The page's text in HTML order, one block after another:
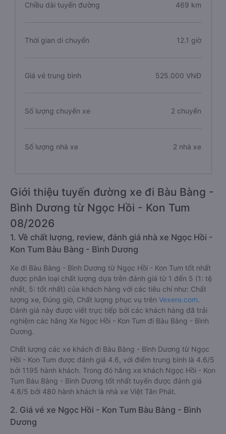
Chiều dài tuyến đường 469 km
Thời gian di chuyển 12.1 giờ
Giá vé trung bình 525.000 VNĐ
Số lượng chuyến xe 2 chuyến
Số lượng nhà xe 2 nhà xe
Giới thiệu tuyến đường xe đi Bàu Bàng -
Bình Dương từ Ngọc Hồi - Kon Tum
08/2026
1. Về chất lượng, review, đánh giá nhà xe Ngọc Hồi -
Kon Tum Bàu Bàng - Bình Dương
Xe đi Bàu Bàng - Bình Dương từ Ngọc Hồi - Kon Tum tốt nhất
được phân loại chất lượng dựa trên đánh giá từ 1 đến 5 (1: tệ
nhất, 5: tốt nhất) của khách hàng với các tiêu chí như: Chất
lượng xe, Đúng giờ, Chất lượng phục vụ trên Vexere.com.
Đánh giá này được viết trực tiếp bởi các khách hàng đã trải
nghiệm các hãng Xe Ngọc Hồi - Kon Tum đi Bàu Bàng - Bình
Dương.
Chất lượng các xe khách đi Bàu Bàng - Bình Dương từ Ngọc
Hồi - Kon Tum được đánh giá 4.6, với điểm trung bình là 4.6/5
bởi 1195 hành khách. Trong đó hãng xe khách Ngọc Hồi - Kon
Tum Bàu Bàng - Bình Dương tốt nhất tuyến được đánh giá
4.8/5 bởi 480 hành khách là nhà xe Việt Tân Phát.
2. Giá vé xe Ngọc Hồi - Kon Tum Bàu Bàng - Bình
Dương